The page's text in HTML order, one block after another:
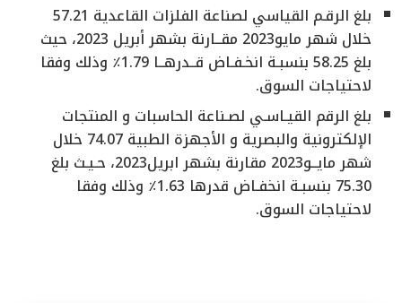
بلغ الرقـم القياسي لصناعة الفلزات القاعدية 57.21
خلال شهر مايو2023 مقــارنة بشهر أبريل 2023، حيث
بلغ 58.25 بنسبـة انخـفـاض قــدرهــا 1.79٪ وذلك وفقا
لاحتياجات السوق.
بلغ الرقم القيـاسـي لصـناعة الحاسبات و المنتجات
الإلكترونية والبصرية و الأجهزة الطبية 74.07 خلال
شهر مايــو2023 مقارنة بشهر ابريل2023، حـيـث بلغ
75.30 بنسبـة انخفـاض قدرها 1.63٪ وذلك وفقا
لاحتياجات السوق.